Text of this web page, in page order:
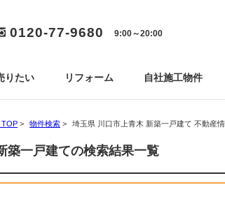
0120-77-9680 9:00～20:00
りたい リフォーム 自社施工物件
TOP > 物件検索 > 埼玉県 川口市上青木 新築一戸建て 不動産
築一戸建ての検索結果一覧